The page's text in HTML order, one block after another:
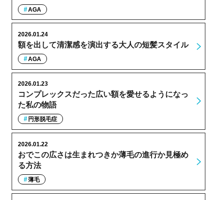
AGA
額を出して清潔感を演出する大人の短髪スタイル
2026.01.24
AGA
コンプレックスだった広い額を愛せるようになっ
た私の物語
2026.01.23
円形脱毛症
おでこの広さは生まれつきか薄毛の進行か見極め
る方法
2026.01.22
薄毛